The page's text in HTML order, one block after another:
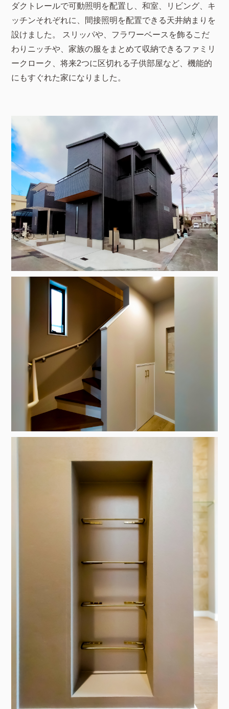
ダクトレールで可動照明を配置し、和室、リビング、キ
ッチンそれぞれに、間接照明を配置できる天井納まりを
設けました。 スリッパや、フラワーベースを飾るこだ
わりニッチや、家族の服をまとめて収納できるファミリ
ークローク、将来2つに区切れる子供部屋など、機能的
にもすぐれた家になりました。